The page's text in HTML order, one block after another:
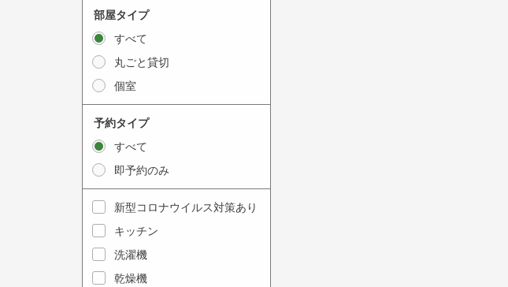
a
c
t
w
i
t
h
c
a
l
t
e
r
a
c
w
i
t
h
t
h
c
部屋タイプ
すべて
丸ごと貸切
個室
予約タイプ
すべて
即予約のみ
新型コロナウイルス対策あり
キッチン
洗濯機
乾燥機